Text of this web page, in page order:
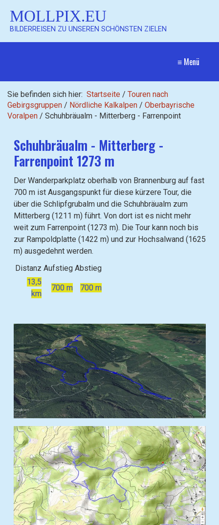
MOLLPIX.EU
BILDERREISEN ZU UNSEREN SCHÖNSTEN ZIELEN
≡ Menü
Sie befinden sich hier: Startseite / Touren nach
Gebirgsgruppen / Nördliche Kalkalpen / Oberbayrische
Voralpen / Schuhbräualm - Mitterberg - Farrenpoint
Schuhbräualm - Mitterberg -
Farrenpoint 1273 m
Der Wanderparkplatz oberhalb von Brannenburg auf fast
700 m ist Ausgangspunkt für diese kürzere Tour, die
über die Schlipfgrubalm und die Schuhbräualm zum
Mitterberg (1211 m) führt. Von dort ist es nicht mehr
weit zum Farrenpoint (1273 m). Die Tour kann noch bis
zur Rampoldplatte (1422 m) und zur Hochsalwand (1625
m) ausgedehnt werden.
Distanz Aufstieg Abstieg
13,5
km
700 m 700 m
i
l
d
i
n
L
i
g